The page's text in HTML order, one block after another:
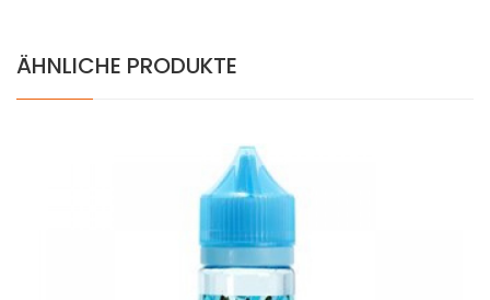
ÄHNLICHE PRODUKTE